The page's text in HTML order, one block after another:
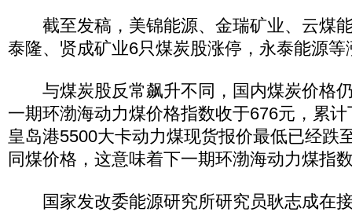
截至发稿，美锦能源、金瑞矿业、云煤
泰隆、贤成矿业6只煤炭股涨停，永泰能源等
与煤炭股反常飙升不同，国内煤炭价格
一期环渤海动力煤价格指数收于676元，累
皇岛港5500大卡动力煤现货报价最低已经跌
同煤价格，这意味着下一期环渤海动力煤指
国家发改委能源研究所研究员耿志成在